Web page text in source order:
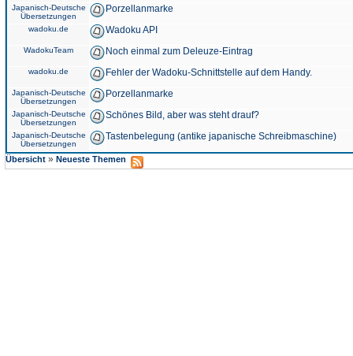
Japanisch-Deutsche
Übersetzungen
Porzellanmarke
wadoku.de Wadoku API
WadokuTeam Noch einmal zum Deleuze-Eintrag
wadoku.de Fehler der Wadoku-Schnittstelle auf dem Handy.
Japanisch-Deutsche
Übersetzungen
Porzellanmarke
Japanisch-Deutsche
Übersetzungen
Schönes Bild, aber was steht drauf?
Japanisch-Deutsche
Übersetzungen
Tastenbelegung (antike japanische Schreibmaschine)
Übersicht » Neueste Themen